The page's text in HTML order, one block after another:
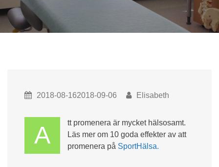
2018-08-162018-09-06 Elisabeth
A
tt promenera är mycket hälsosamt.
Läs mer om 10 goda effekter av att
promenera på SportHälsa.